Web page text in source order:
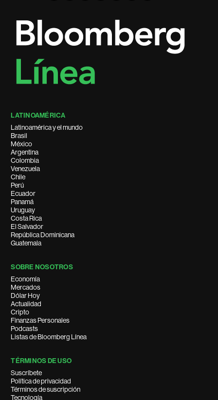
LATINOAMÉRICA
Latinoamérica y el mundo
Brasil
México
Argentina
Colombia
Venezuela
Chile
Perú
Ecuador
Panamá
Uruguay
Costa Rica
El Salvador
República Dominicana
Guatemala
SOBRE NOSOTROS
Economía
Mercados
Dólar Hoy
Actualidad
Cripto
Finanzas Personales
Podcasts
Listas de Bloomberg Línea
TÉRMINOS DE USO
Suscríbete
Política de privacidad
Términos de suscripción
Tecnología